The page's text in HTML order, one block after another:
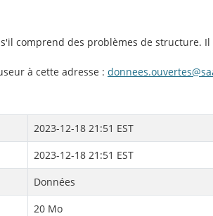
comprend des problèmes de structure.
à cette adresse :
2023-12-18 21:51 EST
2023-12-18 21:51 EST
Données
20 Mo